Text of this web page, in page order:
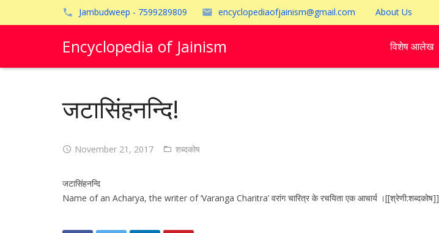
Jambudweep - 7599289809 encyclopediaofjainism@gmail.com About Us
Encyclopedia of Jainism विशेष आलेख
जटासिंहनन्दि!
November 21, 2017 शब्दकोष
जटासिंहनन्दि
Name of an Acharya, the writer of ‘Varanga Charitra’ वरांग चारित्र के रचयिता एक आचार्य ।[[श्रेणी:शब्दकोष]]